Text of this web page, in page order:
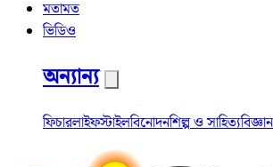
মতামত
ভিডিও
অন্যান্য
ফিচারলাইফস্টাইলবিনোদনশিল্প ও সাহিত্য